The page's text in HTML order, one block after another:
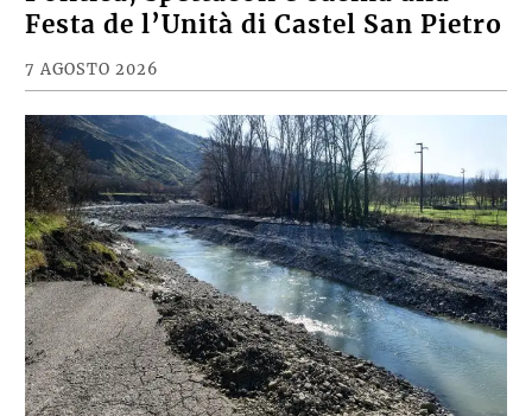
Festa de l’Unità di Castel San Pietro
7 AGOSTO 2026